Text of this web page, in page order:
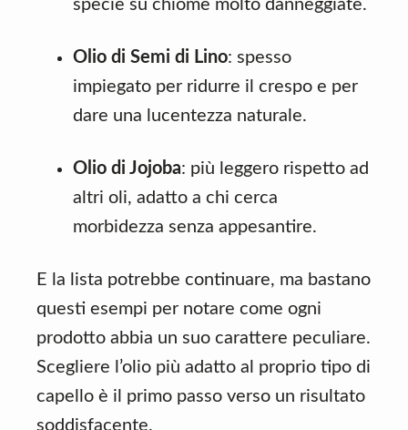
specie su chiome molto danneggiate.
Olio di Semi di Lino: spesso
impiegato per ridurre il crespo e per
dare una lucentezza naturale.
Olio di Jojoba: più leggero rispetto ad
altri oli, adatto a chi cerca
morbidezza senza appesantire.
E la lista potrebbe continuare, ma bastano
questi esempi per notare come ogni
prodotto abbia un suo carattere peculiare.
Scegliere l’olio più adatto al proprio tipo di
capello è il primo passo verso un risultato
soddisfacente.